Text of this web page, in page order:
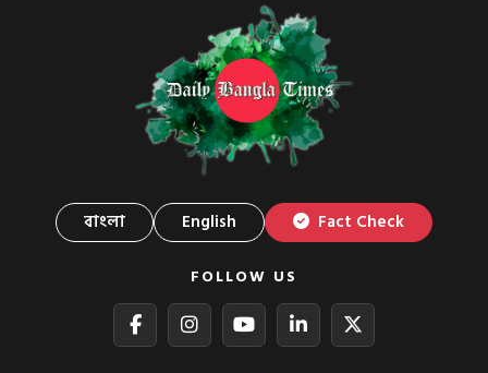
বাংলা English Fact Check
FOLLOW US